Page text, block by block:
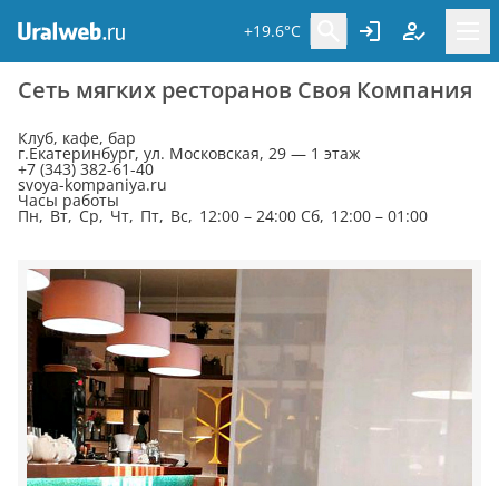
+19.6°C
Сеть мягких ресторанов Своя Компания
Клуб, кафе, бар
г.Екатеринбург, ул. Московская, 29 — 1 этаж
+7 (343) 382-61-40
svoya-kompaniya.ru
Часы работы
Пн, Вт, Ср, Чт, Пт, Вс, 12:00 – 24:00 Сб, 12:00 – 01:00